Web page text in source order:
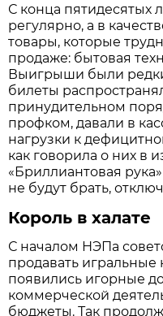
С конца пятидесятых
регулярно, а в
товары, которые
продаже: бытовая
Выигрыши были
билеты
принудительном
профком, давали в
нагрузки к
как говорила о них в
«Бриллиантовая
не будут брать,
Король в халате
С началом НЭПа
продавать игральные
появились игорные
коммерческой
бюджеты. Так